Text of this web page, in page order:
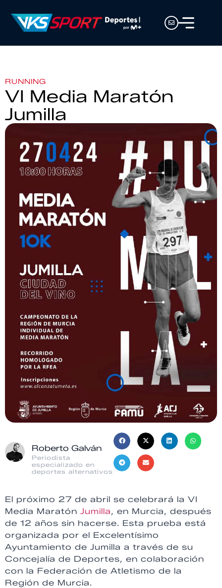
RUNNING
VI Media Maratón
Jumilla
Roberto Galván
Periodista
especializado en
deportes alternativos
El próximo 27 de abril se celebrará la VI
Media Maratón Jumilla, en Murcia, después
de 12 años sin hacerse. Esta prueba está
organizada por el Excelentísimo
Ayuntamiento de Jumilla a través de su
Concejalía de Deportes, en colaboración
con la Federación de Atletismo de la
Región de Murcia.